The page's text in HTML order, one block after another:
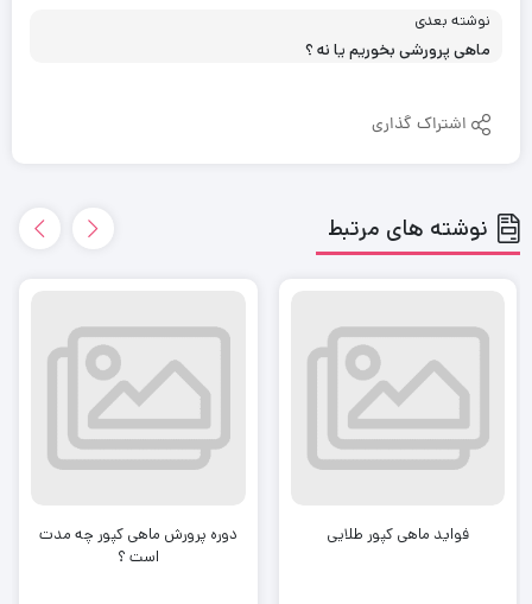
نوشته بعدی
ماهی پرورشی بخوریم یا نه ؟
اشتراک گذاری
نوشته های مرتبط
فواید ماهی کپور طلایی
دوره پرورش ماهی کپور چه مدت
است ؟